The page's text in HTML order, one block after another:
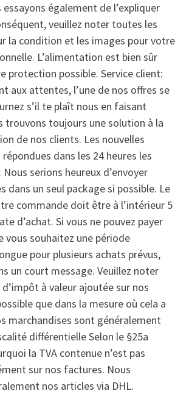
également de l’expliquer
veuillez noter toutes les
la condition et les images pour votre
L’alimentation est bien sûr
protection possible. Service client:
aux attentes, l’une de nos offres se
s’il te plaît nous en faisant
trouvons toujours une solution à la
de nos clients. Les nouvelles
dans les 24 heures les
serions heureux d’envoyer
dans un seul package si possible. Le
commande doit être à l’intérieur 5
d’achat. Si vous ne pouvez payer
vous souhaitez une période
pour plusieurs achats prévus,
un court message. Veuillez noter
à valeur ajoutée sur nos
que dans la mesure où cela a
marchandises sont généralement
différentielle Selon le §25a
la TVA contenue n’est pas
sur nos factures. Nous
nos articles via DHL.